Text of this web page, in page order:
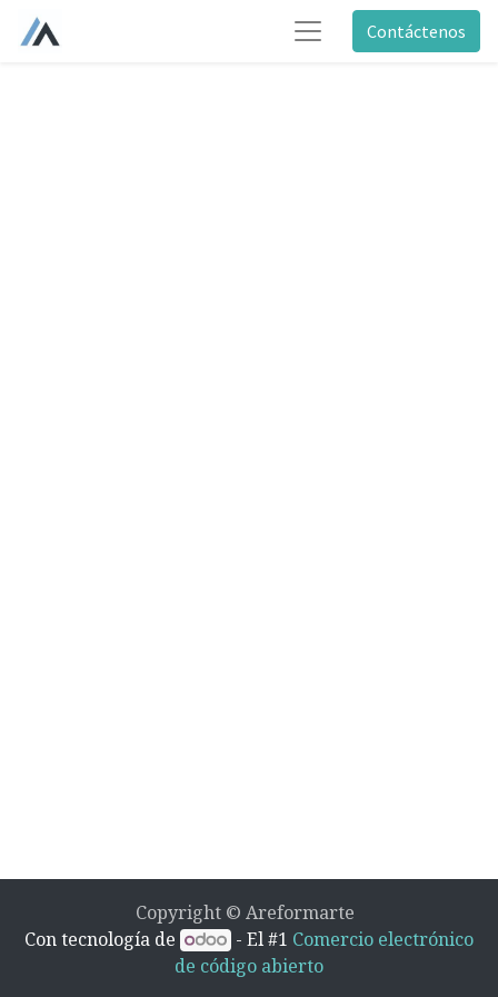
Contáctenos
Copyright © Areformarte
Con tecnología de
- El #1 Comercio electrónico
de código abierto